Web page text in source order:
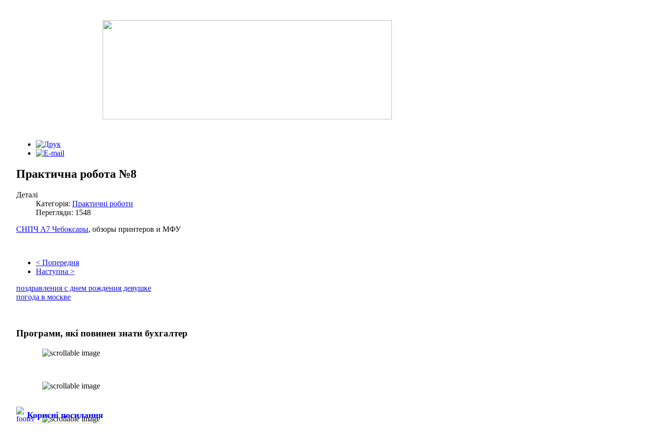
Практична робота №8
Деталі
Категорія: Практичні роботи
Перегляди: 1548
СНПЧ А7 Чебоксары, обзоры принтеров и МФУ
< Попередня
Наступна >
поздравления с днем рождения девушке
погода в москве
Програми, які повинен знати бухгалтер
Корисні посилання